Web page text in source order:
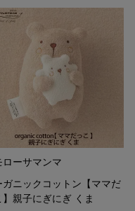
ローサマンマ
ガニックコットン【ママだ
】親子にぎにぎ くま